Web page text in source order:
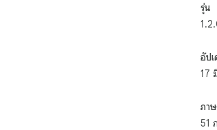
รุ่น
อัป
17
ภา
51